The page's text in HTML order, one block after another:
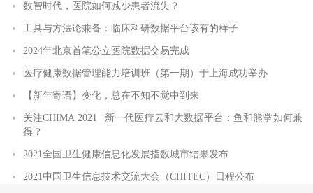
数智时代，医院如何减少患者流失？
工具与方法论兼备：临床科研数据平台该有的样子
2024年北京首笔公立医院数据交易完成
医疗健康数据管理能力培训班（第一期）于上海成功举办
【新年寄语】变化，总在不知不觉中到来
关注CHIMA 2021 | 新一代医疗云和大数据平台：鱼和熊掌如何兼
得？
2021全国卫生健康信息化发展指数城市结果发布
2021中国卫生信息技术交流大会（CHITEC）日程公布